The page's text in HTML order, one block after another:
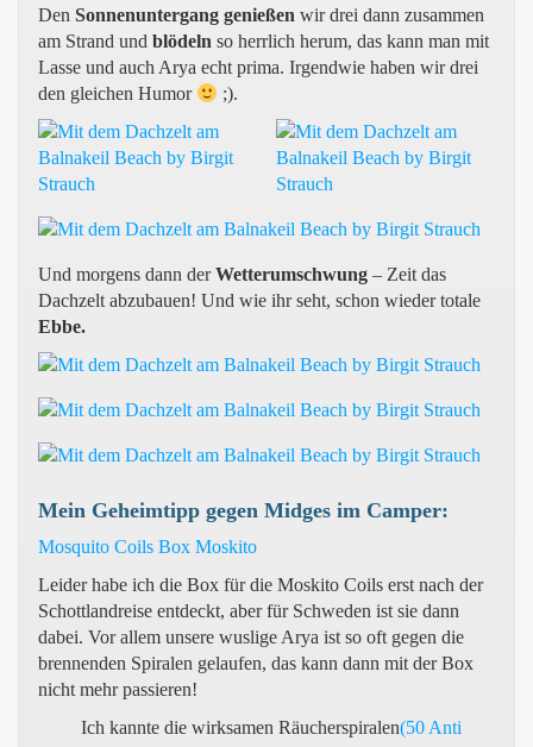
Den Sonnenuntergang genießen wir drei dann zusammen
am Strand und blödeln so herrlich herum, das kann man mit
Lasse und auch Arya echt prima. Irgendwie haben wir drei
den gleichen Humor
;).
Und morgens dann derWetterumschwung – Zeit das
Dachzelt abzubauen! Und wie ihr seht, schon wieder totale
Ebbe.
Mein Geheimtipp gegen Midges im Camper:
Mosquito Coils Box Moskito
Leider habe ich die Box für die Moskito Coils erst nach der
Schottlandreise entdeckt, aber für Schweden ist sie dann
dabei. Vor allem unsere wuslige Arya ist so oft gegen die
brennenden Spiralen gelaufen, das kann dann mit der Box
nicht mehr passieren!
Ich kannte die wirksamen Räucherspiralen(50 Anti